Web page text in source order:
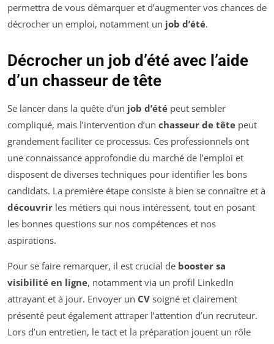
permettra de vous démarquer et d’augmenter vos chances de
décrocher un emploi, notamment un job d’été.
Décrocher un job d’été avec l’aide
d’un chasseur de tête
Se lancer dans la quête d’un job d’été peut sembler
compliqué, mais l’intervention d’un chasseur de tête peut
grandement faciliter ce processus. Ces professionnels ont
une connaissance approfondie du marché de l’emploi et
disposent de diverses techniques pour identifier les bons
candidats. La première étape consiste à bien se connaître et à
découvrir les métiers qui nous intéressent, tout en posant
les bonnes questions sur nos compétences et nos
aspirations.
Pour se faire remarquer, il est crucial de booster sa
visibilité en ligne, notamment via un profil LinkedIn
attrayant et à jour. Envoyer un CV soigné et clairement
présenté peut également attraper l’attention d’un recruteur.
Lors d’un entretien, le tact et la préparation jouent un rôle